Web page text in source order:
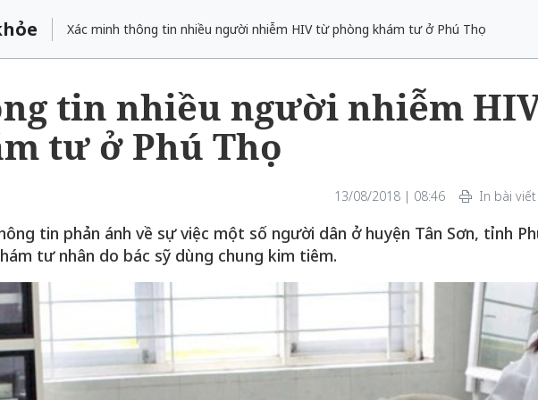
Xác minh thông tin nhiều người nhiễm HIV từ phòng khám tư ở Phú Thọ
tin nhiều người nhiễm
tư ở Phú Thọ
13/08/2018 | 08:46 In bài viết
tin phản ánh về sự việc một số người dân ở huyện Tân Sơn, tỉnh
tư nhân do bác sỹ dùng chung kim tiêm.